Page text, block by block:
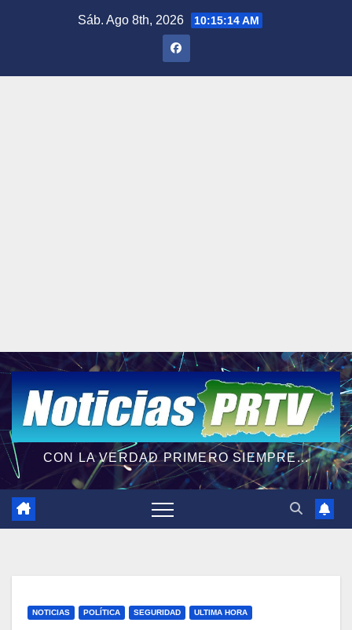
Sáb. Ago 8th, 2026 10:15:15 AM
CON LA VERDAD PRIMERO SIEMPRE...
NOTICIAS POLÍTICA SEGURIDAD ULTIMA HORA